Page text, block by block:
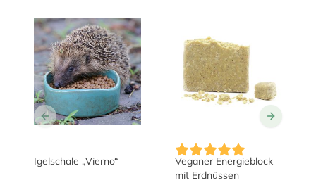
Igelschale „Vierno“
Veganer Energieblock
mit Erdnüssen